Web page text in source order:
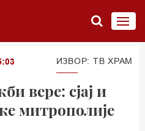
ИЗВОР: TВ ХРАМ
вере: сјај и
митрополије